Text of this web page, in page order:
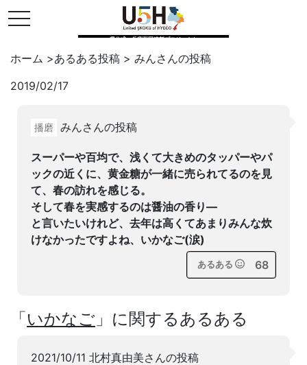
toggle navigation
県公式・兵庫五国連邦プロジェクト
ホーム >あるある投稿 > みんさんの投稿
2019/02/17
播磨 みんさんの投稿
スーパーや百均で、浅くて大きめのタッパーやパ
ックの近くに、黄金糖が一緒に売られてるのを見
て、春の訪れを感じる。
そして春を実感するのは醤油の香り—
と言いたいけれど、去年は高くてあまりみんな炊
けなかったですよね、いかなご(涙)
あるある 68
「いかなご 」に関するあるある
2021/10/11 北村真由美さんの投稿